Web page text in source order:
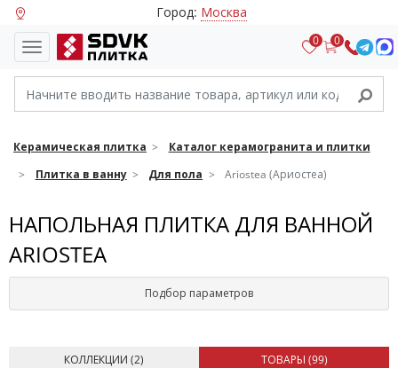
Город: Москва
0 0
Керамическая плитка
Каталог керамогранита и плитки
Плитка в ванну
Для пола Ariostea (Ариостеа)
НАПОЛЬНАЯ ПЛИТКА ДЛЯ ВАННОЙ
ARIOSTEA
Подбор параметров
КОЛЛЕКЦИИ (2) ТОВАРЫ (99)